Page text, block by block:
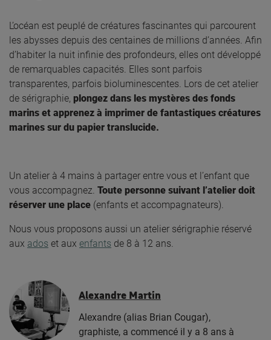
L’océan est peuplé de créatures fascinantes qui parcourent
les abysses depuis des centaines de millions d’années. Afin
d’habiter la nuit infinie des profondeurs, elles ont développé
de remarquables capacités. Elles sont parfois
transparentes, parfois bioluminescentes. Lors de cet atelier
de sérigraphie, plongez dans les mystères des fonds
marins et apprenez à imprimer de fantastiques créatures
marines sur du papier translucide.
Un atelier à 4 mains à partager entre vous et l’enfant que
vous accompagnez. Toute personne suivant l’atelier doit
réserver une place (enfants et accompagnateurs).
Nous vous proposons aussi un atelier sérigraphie réservé
aux ados et aux enfants de 8 à 12 ans.
Alexandre Martin
Alexandre (alias Brian Cougar),
graphiste, a commencé il y a 8 ans à